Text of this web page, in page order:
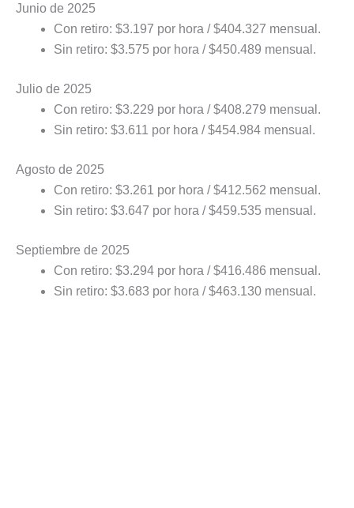
Junio de 2025
Con retiro: $3.197 por hora / $404.327 mensual.
Sin retiro: $3.575 por hora / $450.489 mensual.
Julio de 2025
Con retiro: $3.229 por hora / $408.279 mensual.
Sin retiro: $3.611 por hora / $454.984 mensual.
Agosto de 2025
Con retiro: $3.261 por hora / $412.562 mensual.
Sin retiro: $3.647 por hora / $459.535 mensual.
Septiembre de 2025
Con retiro: $3.294 por hora / $416.486 mensual.
Sin retiro: $3.683 por hora / $463.130 mensual.